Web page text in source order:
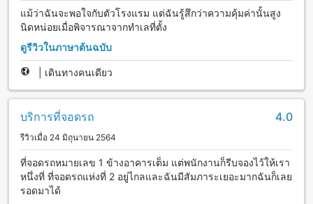
แม้ว่าฉันจะพอใจกับตัวโรงแรม แต่ฉันรู้สึกว่าความคุ้มค่านั้นสูง
นิดหน่อยเมื่อพิจารณาจากทำเลที่ตั้ง
ดูรีวิวในภาษาต้นฉบับ
เดินทางคนเดียว
บริการที่จอดรถ 4.0
รีวิวเมื่อ 24 มิถุนายน 2564
ที่จอดรถหมายเลข 1 ข้างอาคารเต็ม แต่พนักงานก็รีบจองไว้ให้เรา
หนึ่งที่ ที่จอดรถแห่งที่ 2 อยู่ไกลและฉันมีสัมภาระเยอะมากฉันก็เลย
รอดมาได้